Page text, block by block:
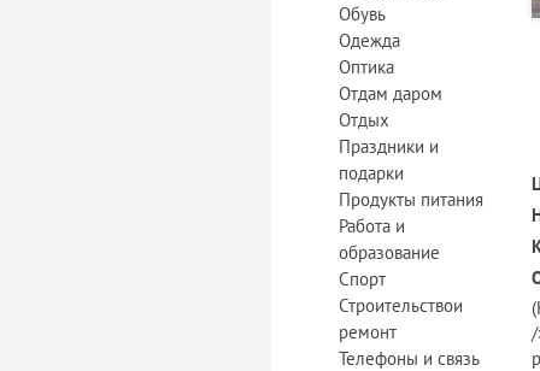
Обувь
Одежда
Оптика
Отдам даром
Отдых
Праздники и
подарки
Продукты питания
Работа и
образование
Спорт
Строительствои
ремонт
Телефоны и связь
/